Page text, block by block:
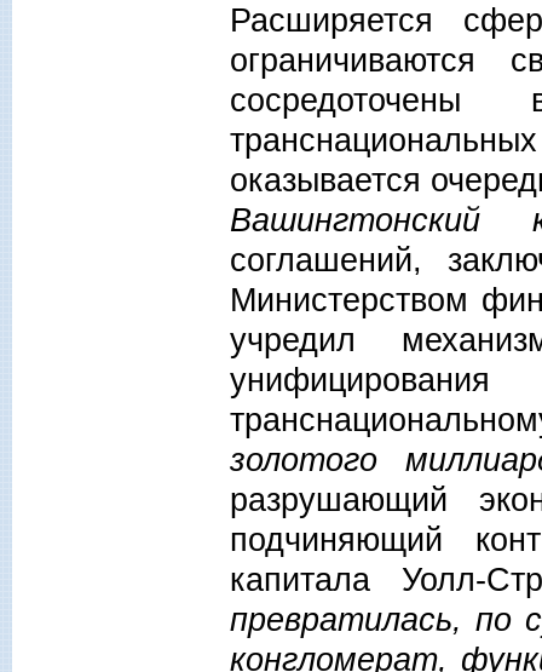
Расширяется
ограничиваются
оказывается
Вашингтонский
соглашений,
Министерством
учредил
золотого
разрушающий
подчиняющий
капитала Уолл-
превратилась, по
конгломерат,